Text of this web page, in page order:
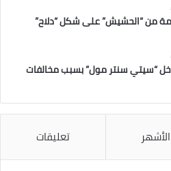
من “الحشيش” على شكل “دلاح”
“سيتي سنتر مول” بسبب مخالفات
الأشهر تعليقات